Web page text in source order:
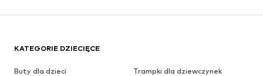
KATEGORIE DZIECIĘCE
Buty dla dzieci
Trampki dla dziewczynek